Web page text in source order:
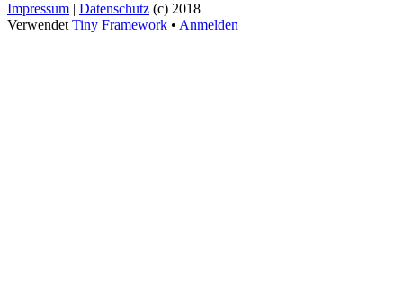
Impressum | Datenschutz (c) 2018
Verwendet Tiny Framework • Anmelden